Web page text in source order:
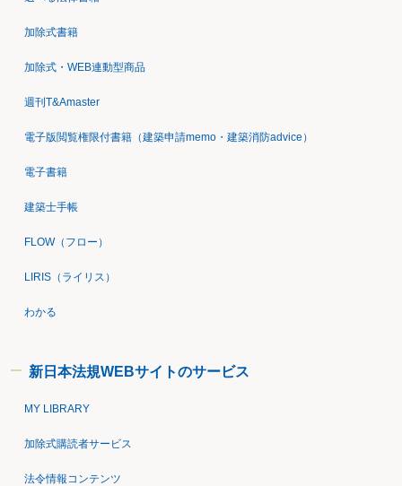
加除式書籍
加除式・WEB連動型商品
週刊T&Amaster
電子版閲覧権限付書籍（建築申請memo・建築消防advice）
電子書籍
建築士手帳
FLOW（フロー）
LIRIS（ライリス）
わかる
新日本法規WEBサイトのサービス
MY LIBRARY
加除式購読者サービス
法令情報コンテンツ